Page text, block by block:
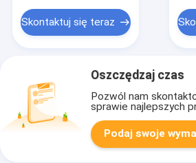
Skontaktuj się teraz
Oszczędzaj czas
Pozwól nam
sprawie najlepszych
Podaj swoje